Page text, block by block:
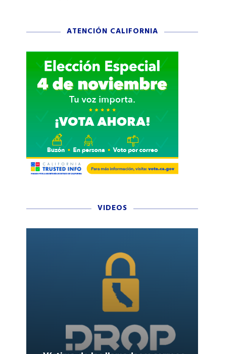
ATENCIÓN CALIFORNIA
VIDEOS